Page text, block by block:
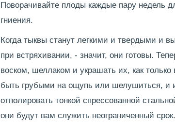
Поворачивайте плоды каждые пару недель
гниения.
Когда тыквы станут легкими и твердыми и
при встряхивании, - значит, они готовы.
воском, шеллаком и украшать их, как
быть грубыми на ощупь или шелушиться, и
отполировать тонкой спрессованной
они будут вам служить неограниченный срок.